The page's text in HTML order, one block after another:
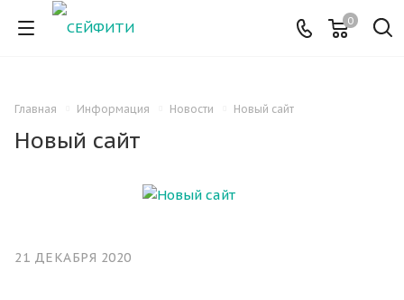
0
Главная Информация Новости Новый сайт
Новый сайт
21 ДЕКАБРЯ 2020